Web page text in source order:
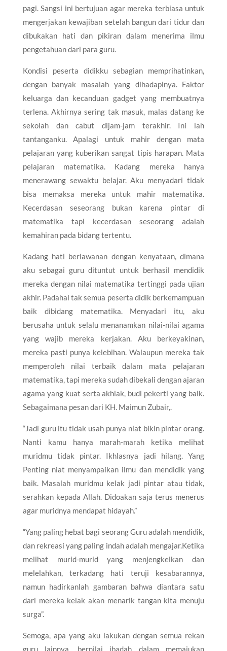
pagi. Sangsi ini bertujuan agar mereka terbiasa untuk
mengerjakan kewajiban setelah bangun dari tidur dan
dibukakan hati dan pikiran dalam menerima ilmu
pengetahuan dari para guru.
Kondisi peserta didikku sebagian memprihatinkan,
dengan banyak masalah yang dihadapinya. Faktor
keluarga dan kecanduan gadget yang membuatnya
terlena. Akhirnya sering tak masuk, malas datang ke
sekolah dan cabut dijam-jam terakhir. Ini lah
tantanganku. Apalagi untuk mahir dengan mata
pelajaran yang kuberikan sangat tipis harapan. Mata
pelajaran matematika. Kadang mereka hanya
menerawang sewaktu belajar. Aku menyadari tidak
bisa memaksa mereka untuk mahir matematika.
Kecerdasan seseorang bukan karena pintar di
matematika tapi kecerdasan seseorang adalah
kemahiran pada bidang tertentu.
Kadang hati berlawanan dengan kenyataan, dimana
aku sebagai guru dituntut untuk berhasil mendidik
mereka dengan nilai matematika tertinggi pada ujian
akhir. Padahal tak semua peserta didik berkemampuan
baik dibidang matematika. Menyadari itu, aku
berusaha untuk selalu menanamkan nilai-nilai agama
yang wajib mereka kerjakan. Aku berkeyakinan,
mereka pasti punya kelebihan. Walaupun mereka tak
memperoleh nilai terbaik dalam mata pelajaran
matematika, tapi mereka sudah dibekali dengan ajaran
agama yang kuat serta akhlak, budi pekerti yang baik.
Sebagaimana pesan dari KH. Maimun Zubair,.
“Jadi guru itu tidak usah punya niat bikin pintar orang.
Nanti kamu hanya marah-marah ketika melihat
muridmu tidak pintar. Ikhlasnya jadi hilang. Yang
Penting niat menyampaikan ilmu dan mendidik yang
baik. Masalah muridmu kelak jadi pintar atau tidak,
serahkan kepada Allah. Didoakan saja terus menerus
agar muridnya mendapat hidayah.”
“Yang paling hebat bagi seorang Guru adalah mendidik,
dan rekreasi yang paling indah adalah mengajar.Ketika
melihat murid-murid yang menjengkelkan dan
melelahkan, terkadang hati teruji kesabarannya,
namun hadirkanlah gambaran bahwa diantara satu
dari mereka kelak akan menarik tangan kita menuju
surga”.
Semoga, apa yang aku lakukan dengan semua rekan
guru lainnya, bernilai ibadah dalam memajukan